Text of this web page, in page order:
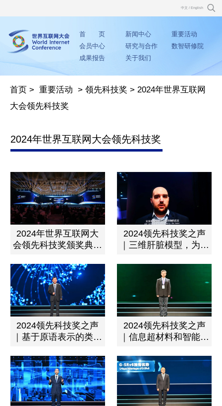
中文 / English
首 页 新闻中心
重要活动
会员中心
研究与合作
数智研修院
成果报告
关于我们
首页 > 重要活动 >领先科技奖 >2024年世界互联网
大会领先科技奖
2024年世界互联网大会领先科技奖
2024年世界互联网大
会领先科技奖颁奖典礼
2024领先科技奖之声
｜三维肝脏模型，为药
2024领先科技奖之声
｜基于原语表示的类脑
2024领先科技奖之声
｜信息超材料和智能超
域的变革性创新